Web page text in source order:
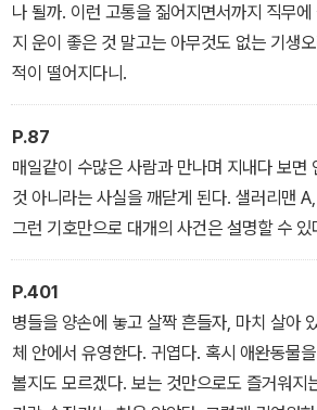
나 될까. 이런 고통을 짊어지면서까지 직무
지 운이 좋은 것 말고는 아무것도 없는 기생
적이 떨어지다니.
P.87
매일같이 수많은 사람과 만나며 지내다 보면
것 아니라는 사실을 깨닫게 된다. 샐러리맨
그런 기호만으로 대개의 사건은 설명할 수 있
P.401
병들을 양손에 놓고 살짝 흔들자, 마치 살아
체 안에서 유영한다. 귀엽다. 혹시 애완동물
볼지도 모르겠다. 보는 것만으로도 즐거워지